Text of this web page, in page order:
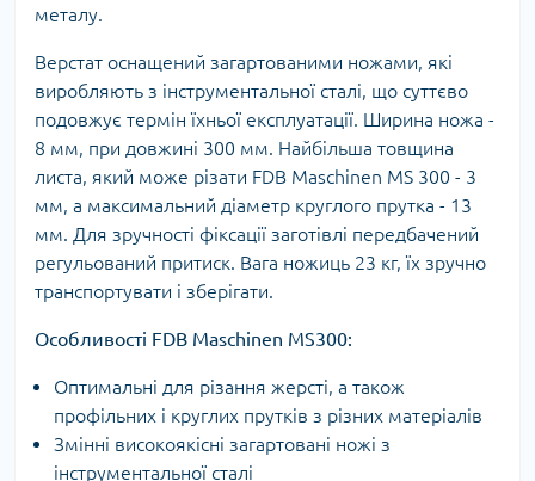
металу.
Верстат оснащений загартованими ножами, які
виробляють з інструментальної сталі, що суттєво
подовжує термін їхньої експлуатації. Ширина ножа -
8 мм, при довжині 300 мм. Найбільша товщина
листа, який може різати FDB Maschinen MS 300 - 3
мм, а максимальний діаметр круглого прутка - 13
мм. Для зручності фіксації заготівлі передбачений
регульований притиск. Вага ножиць 23 кг, їх зручно
транспортувати і зберігати.
Особливості FDB Maschinen MS300:
Оптимальні для різання жерсті, а також
профільних і круглих прутків з різних матеріалів
Змінні високоякісні загартовані ножі з
інструментальної сталі